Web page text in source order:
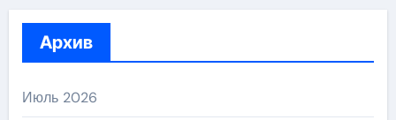
Архив
Июль 2026